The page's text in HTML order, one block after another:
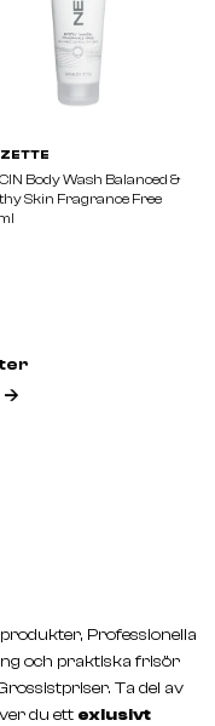
Professionella
och praktiska frisör
Ta del av
du ett exlusivt